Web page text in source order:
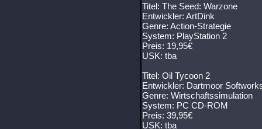
Titel: The Seed: Warzone
Entwickler: ArtDink
Genre: Action-Strategie
System: PlayStation 2
Preis: 19,95€
USK: tba
Titel: Oil Tycoon 2
Entwickler: Dartmoor
Genre: Wirtschaftssimulation
System: PC CD-ROM
Preis: 39,95€
USK: tba